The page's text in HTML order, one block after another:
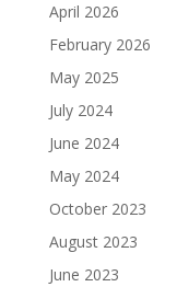
April 2026
February 2026
May 2025
July 2024
June 2024
May 2024
October 2023
August 2023
June 2023